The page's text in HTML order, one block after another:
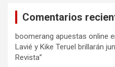
Comentarios
boomerang apuestas online
Lavié y Kike Teruel brillarán
Revista”